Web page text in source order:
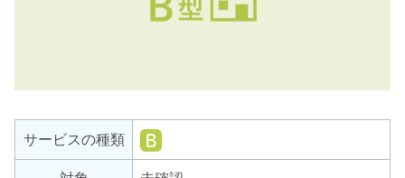
サービスの種類
就
労